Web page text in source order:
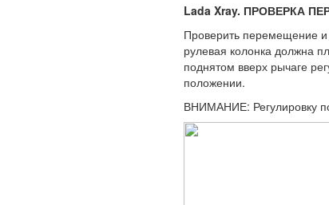
Lada Xray. ПРОВЕРКА
Проверить перемещение
рулевая колонка должна
поднятом вверх рычаге
положении.
ВНИМАНИЕ: Регулировку